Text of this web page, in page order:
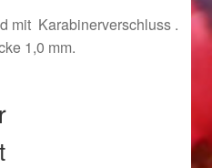
2019
2020
2021
mit Karabinerverschluss .
1,0 mm.